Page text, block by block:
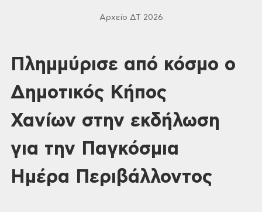
Αρχείο ΔΤ 2026
Πλημμύρισε από κόσμο ο
Δημοτικός Κήπος
Χανίων στην εκδήλωση
για την Παγκόσμια
Ημέρα Περιβάλλοντος